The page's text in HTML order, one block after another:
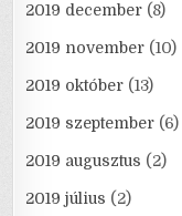
2019 december (8)
2019 november (10)
2019 október (13)
2019 szeptember (6)
2019 augusztus (2)
2019 július (2)